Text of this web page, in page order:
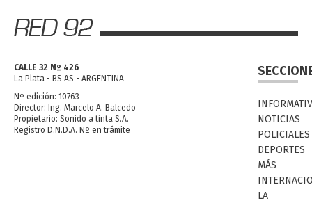
CALLE 32 Nº 426
La Plata - BS AS - ARGENTINA
Nº edición: 10763
Director: Ing. Marcelo A. Balcedo
Propietario: Sonido a tinta S.A.
Registro D.N.D.A. Nº en trámite
NOTICIAS
POLICIALES
DEPORTES
MÁS
LA